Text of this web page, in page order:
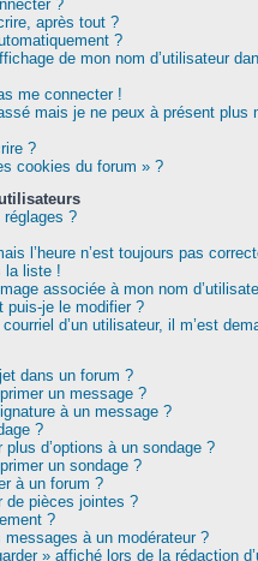
?
après tout ?
?
de mon nom d’utilisateur
me connecter !
mais je ne peux à présent plus
?
cookies du forum » ?
?
l’heure n’est toujours pas
la liste !
associée à mon nom
puis-je le modifier ?
d’un utilisateur, il m’est
dans un forum ?
un message ?
à un message ?
?
d’options à un sondage ?
un sondage ?
à un forum ?
de pièces jointes ?
?
à un modérateur ?
» affiché lors de la rédaction